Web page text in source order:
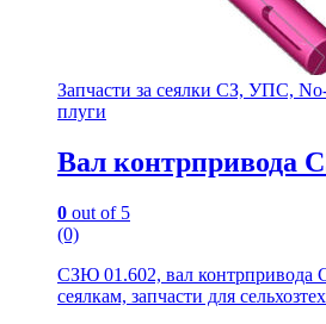
Запчасти за сеялки СЗ, УПС,
плуги
Вал контрпривода
0 out of 5
(0)
СЗЮ 01.602, вал контрпривода
сеялкам, запчасти для